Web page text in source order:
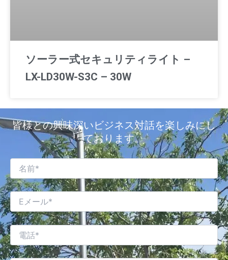
ソーラー式セキュリティライト –
LX-LD30W-S3C – 30W
皆様との興味深いビジネス対話を楽しみにし
ております。